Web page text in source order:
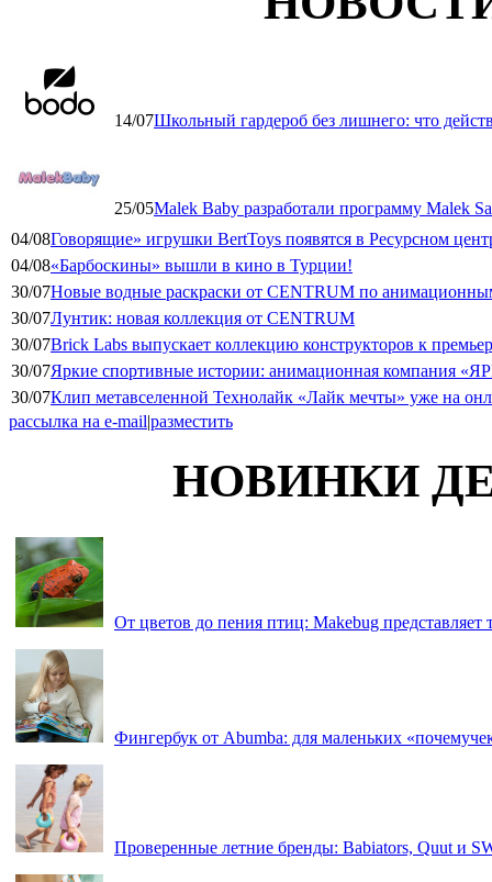
14/07Школьный гардероб без лишнего: что
25/05Malek Baby разработали программу Malek
04/08Говорящие» игрушки BertToys появятся в Ресурсном
04/08«Барбоскины» вышли в кино в Турции!
30/07Новые водные раскраски от CENTRUM по
30/07Лунтик: новая коллекция от CENTRUM
30/07Brick Labs выпускает коллекцию конструкторов к
30/07Яркие спортивные истории: анимационная компания
30/07Клип метавселенной Технолайк «Лайк мечты» уже на
рассылка на e-mail|разместить
НОВИНКИ
От цветов до пения птиц: Makebug представляет
Фингербук от Abumba: для маленьких
Проверенные летние бренды: Babiators, Quut и